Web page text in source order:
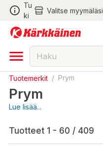
Tu
ki
Valitse myymäläsi
Tuotemerkit / Prym
Prym
Lue lisää...
Tuotteet 1 - 60 / 409